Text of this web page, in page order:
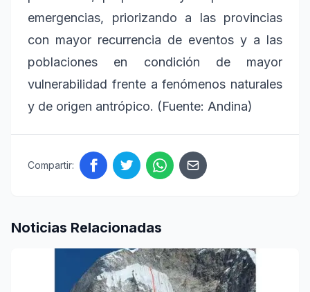
emergencias, priorizando a las provincias
con mayor recurrencia de eventos y a las
poblaciones en condición de mayor
vulnerabilidad frente a fenómenos naturales
y de origen antrópico. (Fuente: Andina)
Compartir:
Noticias Relacionadas